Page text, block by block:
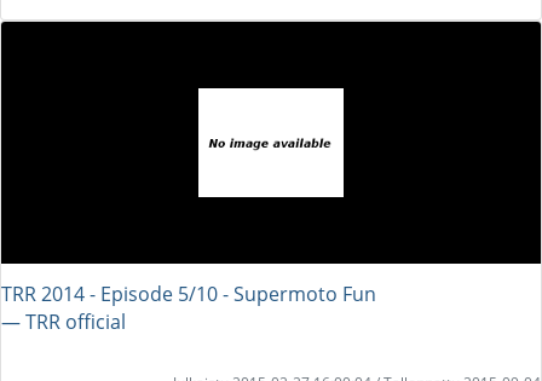
TRR 2014 - Episode 5/10 - Supermoto Fun
― TRR official